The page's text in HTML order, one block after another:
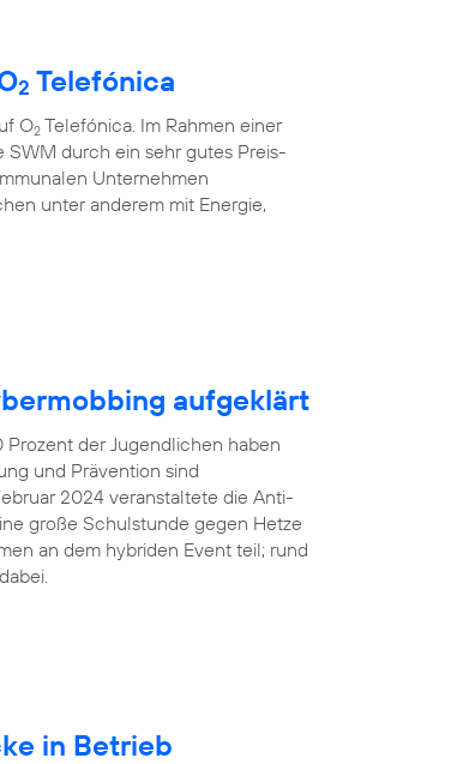
2 Telefónica
O2 Telefónica. Im Rahmen einer
SWM durch ein sehr gutes Preis-
Unternehmen
unter anderem mit Energie,
aufgeklärt
der Jugendlichen haben
und Prävention sind
2024 veranstaltete die Anti-
große Schulstunde gegen Hetze
an dem hybriden Event teil; rund
in Betrieb